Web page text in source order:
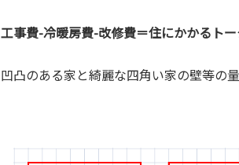
工事費-冷暖房費-改修費＝住にかかるト
凹凸のある家と綺麗な四角い家の壁等の